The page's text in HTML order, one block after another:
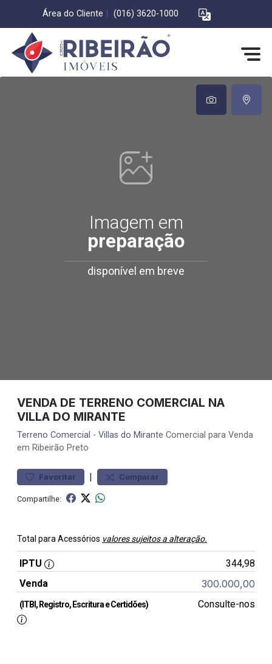
Área do Cliente (016) 3620-1000
Imagem em
preparação
disponível em breve
VENDA DE TERRENO COMERCIAL NA
VILLA DO MIRANTE
Terreno Comercial - Villas do Mirante Comercial para Venda
em Ribeirão Preto
Favoritar | Comparar
Compartilhe:
Total para Acessórios valores sujeitos a alteração.
IPTU
344,98
Venda
300.000,00
(ITBI, Registro, Escritura e Certidões) Consulte-nos